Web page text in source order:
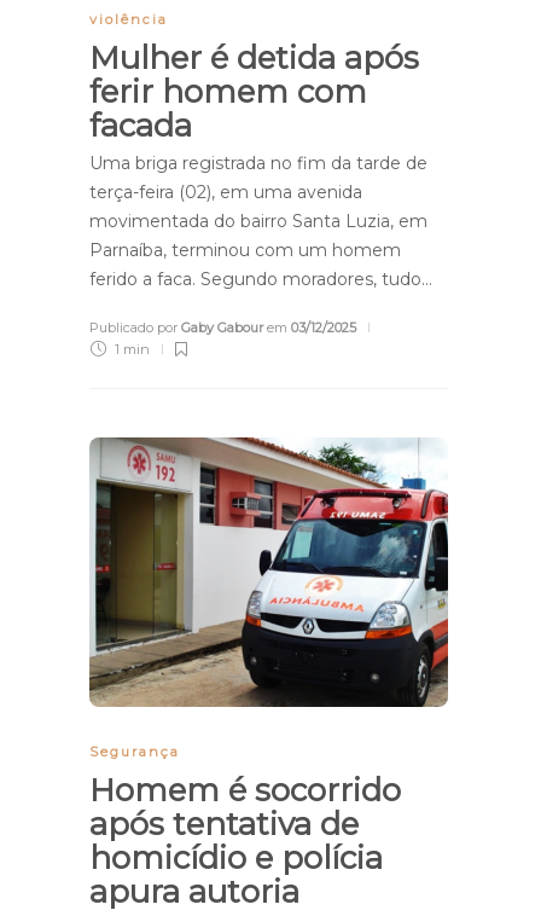
violência
Mulher é detida após
ferir homem com
facada
Uma briga registrada no fim da tarde de
terça-feira (02), em uma avenida
movimentada do bairro Santa Luzia, em
Parnaíba, terminou com um homem
ferido a faca. Segundo moradores, tudo…
Publicado por Gaby Gabourem 03/12/2025
1 min
Segurança
Homem é socorrido
após tentativa de
homicídio e polícia
apura autoria